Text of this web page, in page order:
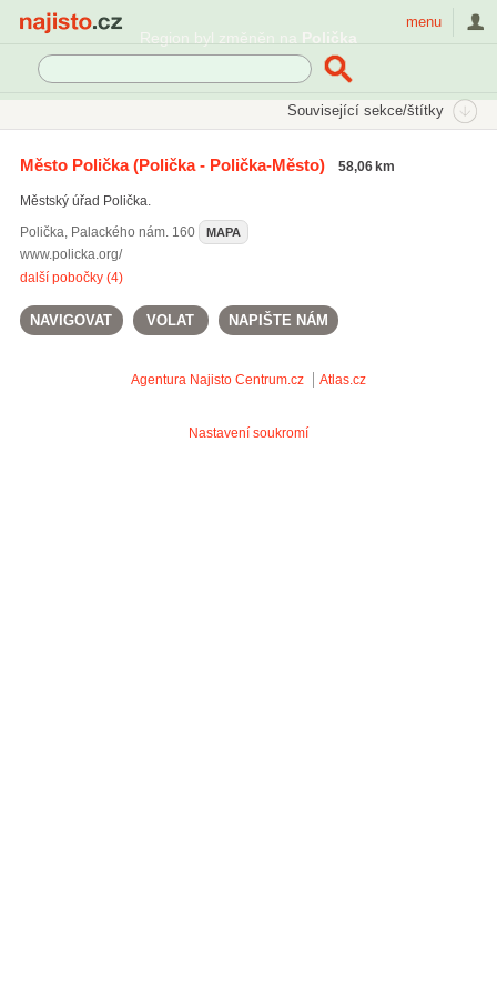
Region byl změněn na Polička
menu
Související sekce/štítky
Městské úřady a magistráty
Odbory úřadů (343)
Město Polička(Polička - Polička-Město) 58,06 km
Městský úřad Polička.
Polička, Palackého nám. 160 MAPA
www.policka.org/
další pobočky (4)
NAVIGOVAT VOLAT NAPIŠTE NÁM
Agentura Najisto Centrum.cz Atlas.cz
Nastavení soukromí